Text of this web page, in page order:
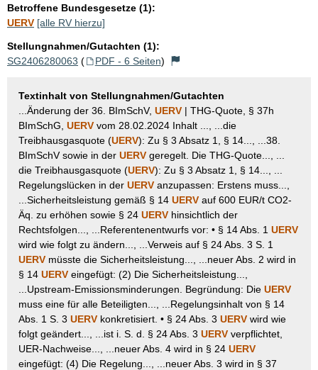
Betroffene Bundesgesetze (1):
UERV [alle RV hierzu]
Stellungnahmen/Gutachten (1):
SG2406280063 ( PDF - 6 Seiten)
Textinhalt von Stellungnahmen/Gutachten
...Änderung der 36. BImSchV, UERV | THG-Quote, § 37h
BImSchG, UERV vom 28.02.2024 Inhalt ..., ...die
Treibhausgasquote (UERV): Zu § 3 Absatz 1, § 14..., ...38.
BImSchV sowie in der UERV geregelt. Die THG-Quote..., ...
die Treibhausgasquote (UERV): Zu § 3 Absatz 1, § 14..., ...
Regelungslücken in der UERV anzupassen: Erstens muss...,
...Sicherheitsleistung gemäß § 14 UERV auf 600 EUR/t CO2-
Äq. zu erhöhen sowie § 24 UERV hinsichtlich der
Rechtsfolgen..., ...Referentenentwurfs vor: • § 14 Abs. 1 UERV
wird wie folgt zu ändern..., ...Verweis auf § 24 Abs. 3 S. 1
UERV müsste die Sicherheitsleistung..., ...neuer Abs. 2 wird in
§ 14 UERV eingefügt: (2) Die Sicherheitsleistung...,
...Upstream-Emissionsminderungen. Begründung: Die UERV
muss eine für alle Beteiligten..., ...Regelungsinhalt von § 14
Abs. 1 S. 3 UERV konkretisiert. • § 24 Abs. 3 UERV wird wie
folgt geändert..., ...ist i. S. d. § 24 Abs. 3 UERV verpflichtet,
UER-Nachweise..., ...neuer Abs. 4 wird in § 24 UERV
eingefügt: (4) Die Regelung..., ...neuer Abs. 3 wird in § 37